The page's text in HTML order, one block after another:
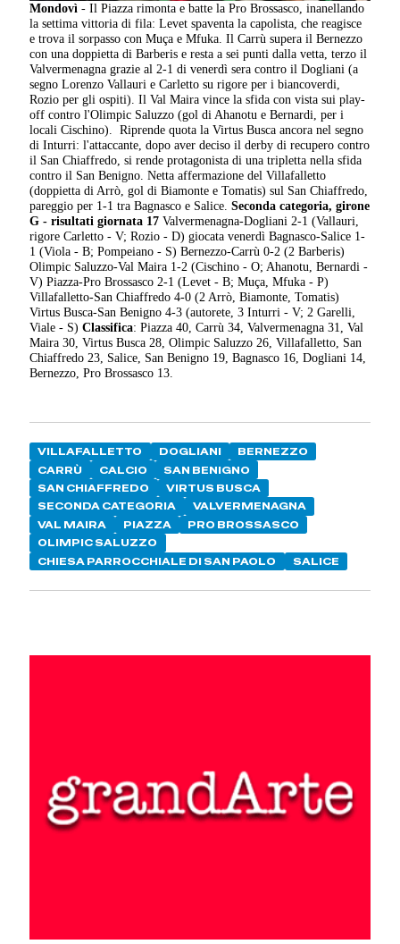
Mondovì - Il Piazza rimonta e batte la Pro Brossasco, inanellando
la settima vittoria di fila: Levet spaventa la capolista, che reagisce
e trova il sorpasso con Muça e Mfuka. Il Carrù supera il Bernezzo
con una doppietta di Barberis e resta a sei punti dalla vetta, terzo il
Valvermenagna grazie al 2-1 di venerdì sera contro il Dogliani (a
segno Lorenzo Vallauri e Carletto su rigore per i biancoverdi,
Rozio per gli ospiti). Il Val Maira vince la sfida con vista sui play-
off contro l'Olimpic Saluzzo (gol di Ahanotu e Bernardi, per i
locali Cischino). Riprende quota la Virtus Busca ancora nel segno
di Inturri: l'attaccante, dopo aver deciso il derby di recupero contro
il San Chiaffredo, si rende protagonista di una tripletta nella sfida
contro il San Benigno. Netta affermazione del Villafalletto
(doppietta di Arrò, gol di Biamonte e Tomatis) sul San Chiaffredo,
pareggio per 1-1 tra Bagnasco e Salice.Seconda categoria, girone
G - risultati giornata 17 Valvermenagna-Dogliani 2-1 (Vallauri,
rigore Carletto - V; Rozio - D) giocata venerdì Bagnasco-Salice 1-
1 (Viola - B; Pompeiano - S) Bernezzo-Carrù 0-2 (2 Barberis)
Olimpic Saluzzo-Val Maira 1-2 (Cischino - O; Ahanotu, Bernardi -
V) Piazza-Pro Brossasco 2-1 (Levet - B; Muça, Mfuka - P)
Villafalletto-San Chiaffredo 4-0 (2 Arrò, Biamonte, Tomatis)
Virtus Busca-San Benigno 4-3 (autorete, 3 Inturri - V; 2 Garelli,
Viale - S)Classifica: Piazza 40, Carrù 34, Valvermenagna 31, Val
Maira 30, Virtus Busca 28, Olimpic Saluzzo 26, Villafalletto, San
Chiaffredo 23, Salice, San Benigno 19, Bagnasco 16, Dogliani 14,
Bernezzo, Pro Brossasco 13.
VILLAFALLETTO DOGLIANI
BERNEZZO
CARRÙ
CALCIO
SAN BENIGNO
SAN CHIAFFREDO
VIRTUS BUSCA
SECONDA CATEGORIA
VALVERMENAGNA
VAL MAIRA
PIAZZA
PRO BROSSASCO
OLIMPIC SALUZZO
CHIESA PARROCCHIALE DI SAN PAOLO
SALICE